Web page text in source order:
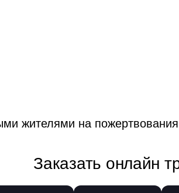
жителями на
Заказать онлайн